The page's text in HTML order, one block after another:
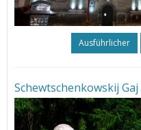
Ausführlicher
Schewtschenkowskij Gaj